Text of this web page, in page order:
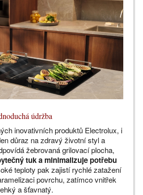
údržba
inovativních produktů Electrolux, i
důraz na zdravý životní styl a
žebrovaná grilovací plocha,
tuk a minimalizuje potřebu
teploty pak zajistí rychlé zatažení
povrchu, zatímco vnitřek
a šťavnatý.